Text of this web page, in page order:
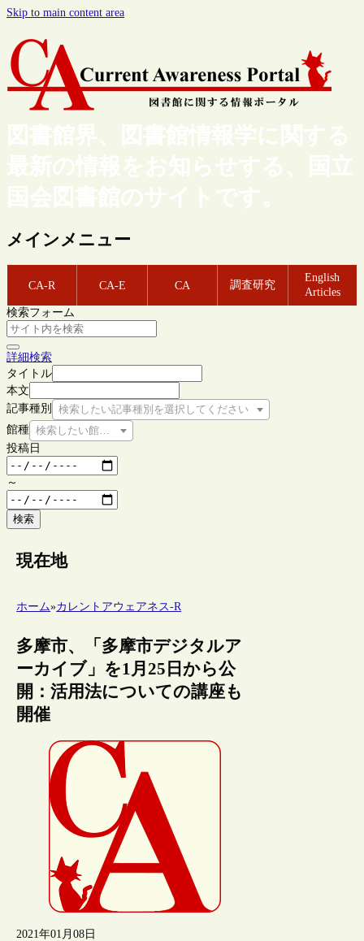
Skip to main content area
図書館界、図書館情報学に関する
最新の情報をお知らせする、国立
国会図書館のサイトです。
メインメニュー
CA-R CA-E CA 調査研究
English
Articles
検索フォーム
詳細検索
タイトル
本文
記事種別
検索したい記事種別を選択してください
館種 検索したい館種を選択してください
投稿日
～
検索
現在地
ホーム»カレントアウェアネス-R
多摩市、「多摩市デジタルア
ーカイブ」を1月25日から公
開：活用法についての講座も
開催
2021年01月08日